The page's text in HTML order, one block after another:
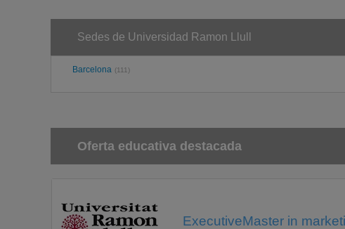
Sedes de Universidad Ramon Llull
Barcelona (111)
Oferta educativa destacada
ExecutiveMaster in